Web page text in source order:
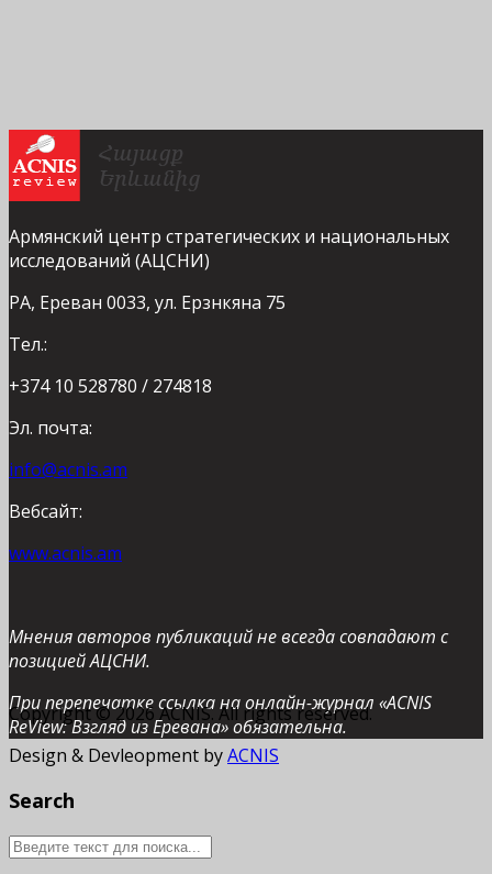
Армянский центр стратегических и национальных
исследований (АЦСНИ)
РА, Ереван 0033, ул. Ерзнкяна 75
Тел.:
+374 10 528780 / 274818
Эл. почта:
info@acnis.am
Вебсайт:
www.acnis.am
Мнения авторов публикаций не всегда совпадают с
позицией АЦСНИ.
При перепечатке ссылка на онлайн-журнал «ACNIS
ReView: Взгляд из Еревана» обязательна.
Copyright © 2026 ACNIS. All rights reserved.
Design & Devleopment byACNIS
Search